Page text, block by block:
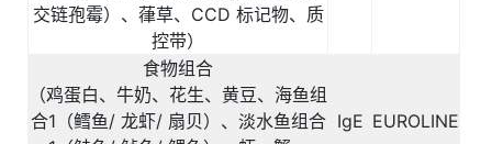
交链孢霉）、葎草、 CCD 标记物、质
控带）
食物组合
（鸡蛋白、牛奶、花生、黄豆、海鱼组
合1 （鳕鱼/ 龙虾/ 扇贝）、淡水鱼组合 IgE EUROLINE